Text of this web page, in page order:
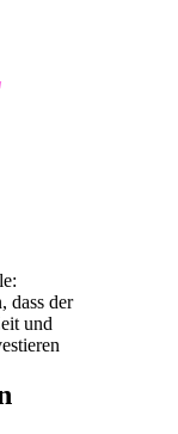
dass der
und